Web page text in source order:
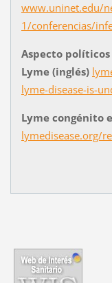
www.uninet.edu/
1/conferencias/
Aspecto
Lyme (inglés)
lyme-disease-is-
Lyme congénito
lymedisease.org/